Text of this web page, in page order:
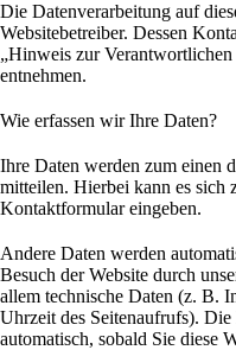
Die Datenverarbeitung auf
Websitebetreiber. Dessen
„Hinweis zur
entnehmen.
Wie erfassen wir Ihre Daten?
Ihre Daten werden zum einen
mitteilen. Hierbei kann es sich
Kontaktformular eingeben.
Andere Daten werden
Besuch der Website durch
allem technische Daten (z. B.
Uhrzeit des Seitenaufrufs).
automatisch, sobald Sie diese